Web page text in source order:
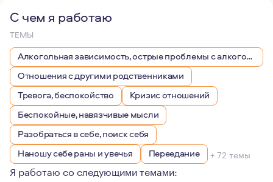
С чем я работаю
ТЕМЫ
Алкогольная зависимость, острые проблемы с алкоголем
Отношения с другими родственниками
Тревога, беспокойство
Кризис отношений
Беспокойные, навязчивые мысли
Разобраться в себе, поиск себя
Наношу себе раны и увечья
Переедание + 72 темы
Я работаю со следующими темами: